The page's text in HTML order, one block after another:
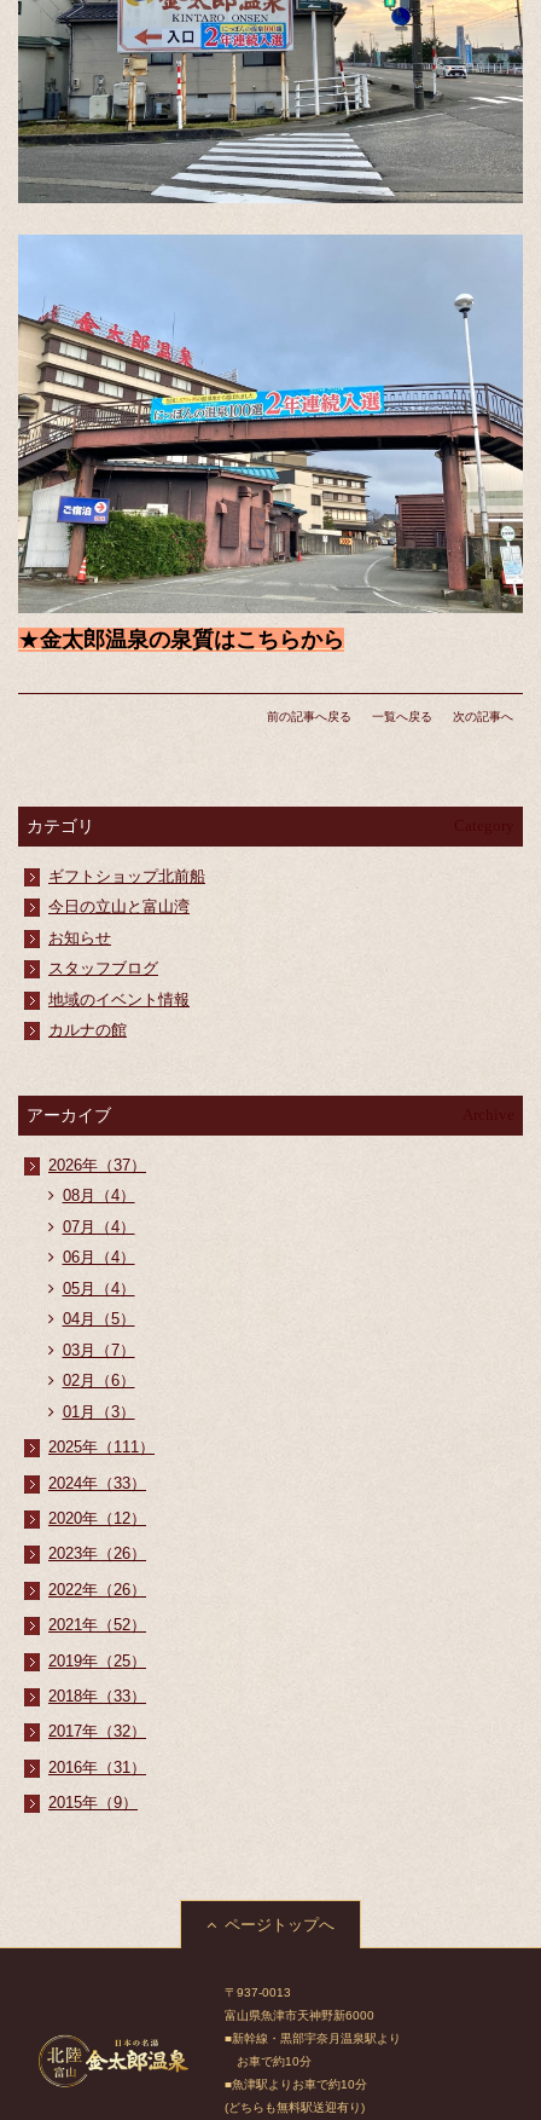
★金太郎温泉の泉質はこちらから
前の記事へ戻る 一覧へ戻る 次の記事へ
カテゴリ
ギフトショップ北前船
今日の立山と富山湾
お知らせ
スタッフブログ
地域のイベント情報
カルナの館
アーカイブ
2026年（37）
08月（4）
07月（4）
06月（4）
05月（4）
04月（5）
03月（7）
02月（6）
01月（3）
2025年（111）
2024年（33）
2020年（12）
2023年（26）
2022年（26）
2021年（52）
2019年（25）
2018年（33）
2017年（32）
2016年（31）
2015年（9）
ページトップへ
〒937-0013
富山県魚津市天神野新6000
■新幹線・黒部宇奈月温泉駅より
お車で約10分
■魚津駅よりお車で約10分
(どちらも無料駅送迎有り)